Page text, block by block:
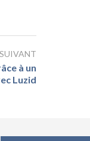
à un
Luzid